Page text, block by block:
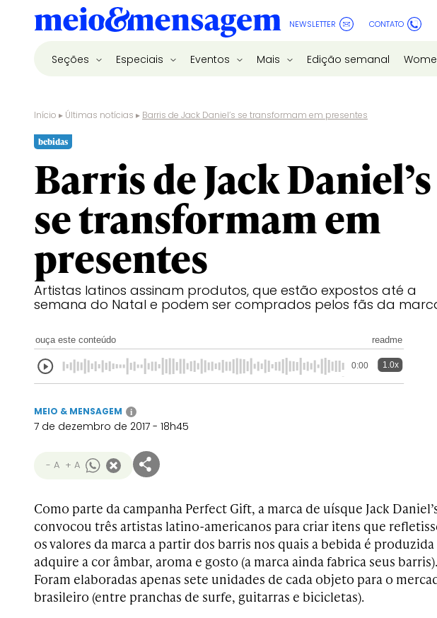
NEWSLETTER CONTATO
Seções Especiais Eventos Mais Edição semanal
Início ▸ Últimas notícias ▸ Barris de Jack Daniel’s se transformam em presentes
bebidas
Barris de Jack Daniel’s
se transformam em
presentes
Artistas latinos assinam produtos, que estão expostos até a
semana do Natal e podem ser comprados pelos fãs da
ouça este conteúdo readme
0:00 1.0x
MEIO & MENSAGEM i
7 de dezembro de 2017 - 18h45
- A + A
Como parte da campanha Perfect Gift, a marca de uísque Jack
convocou três artistas latino-americanos para criar itens que
os valores da marca a partir dos barris nos quais a bebida é produzida
adquire a cor âmbar, aroma e gosto (a marca ainda fabrica seus barris).
Foram elaboradas apenas sete unidades de cada objeto para o
brasileiro (entre pranchas de surfe, guitarras e bicicletas).